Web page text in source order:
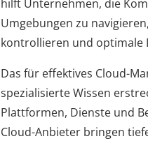
hilft Unternehmen, die
Umgebungen zu
kontrollieren und optimale
Das für effektives Cloud-
spezialisierte Wissen
Plattformen, Dienste und
Cloud-Anbieter bringen